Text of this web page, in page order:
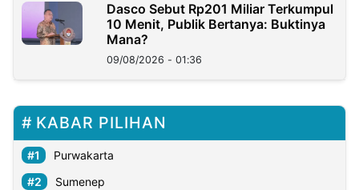
Dasco Sebut Rp201 Miliar Terkumpul
10 Menit, Publik Bertanya: Buktinya
Mana?
09/08/2026 - 01:36
KABAR PILIHAN
Purwakarta
Sumenep